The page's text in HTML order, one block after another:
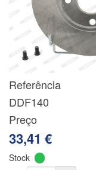
Referência
DDF140
Preço
33,41 €
Stock